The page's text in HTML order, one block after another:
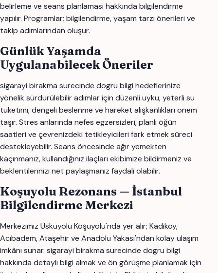
belirleme ve seans planlaması hakkında bilgilendirme
yapılır. Programlar; bilgilendirme, yaşam tarzı önerileri ve
takip adımlarından oluşur.
Günlük Yaşamda
Uygulanabilecek Öneriler
sigarayi birakma surecinde dogru bilgi hedeflerinize
yönelik sürdürülebilir adımlar için düzenli uyku, yeterli su
tüketimi, dengeli beslenme ve hareket alışkanlıkları önem
taşır. Stres anlarında nefes egzersizleri, planlı öğün
saatleri ve çevrenizdeki tetikleyicileri fark etmek süreci
destekleyebilir. Seans öncesinde ağır yemekten
kaçınmanız, kullandığınız ilaçları ekibimize bildirmeniz ve
beklentilerinizi net paylaşmanız faydalı olabilir.
Koşuyolu Rezonans — İstanbul
Bilgilendirme Merkezi
Merkezimiz Üskuyolu Koşuyolu'nda yer alır; Kadıköy,
Acıbadem, Ataşehir ve Anadolu Yakası'ndan kolay ulaşım
imkânı sunar. sigarayi birakma surecinde dogru bilgi
hakkında detaylı bilgi almak ve ön görüşme planlamak için